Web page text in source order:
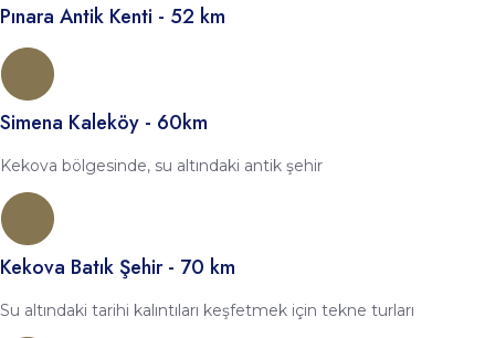
Pınara Antik Kenti - 52 km
Simena Kaleköy - 60km
Kekova bölgesinde, su altındaki antik şehir
Kekova Batık Şehir - 70 km
Su altındaki tarihi kalıntıları keşfetmek için tekne turları